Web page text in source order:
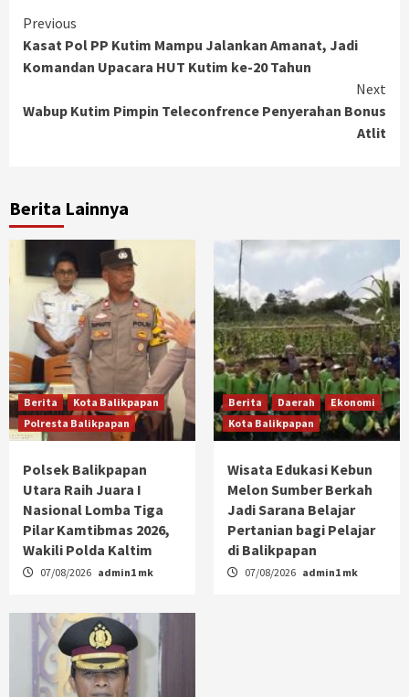
Continue
Reading
Previous
Kasat Pol PP Kutim Mampu Jalankan Amanat, Jadi
Komandan Upacara HUT Kutim ke-20 Tahun
Next
Wabup Kutim Pimpin Teleconfrence Penyerahan Bonus
Atlit
Berita Lainnya
Berita
Kota Balikpapan
Polresta Balikpapan
Polsek Balikpapan
Utara Raih Juara I
Nasional Lomba Tiga
Pilar Kamtibmas 2026,
Wakili Polda Kaltim
07/08/2026 admin1 mk
Berita Daerah
Ekonomi
Kota Balikpapan
Wisata Edukasi Kebun
Melon Sumber Berkah
Jadi Sarana Belajar
Pertanian bagi Pelajar
di Balikpapan
07/08/2026 admin1 mk